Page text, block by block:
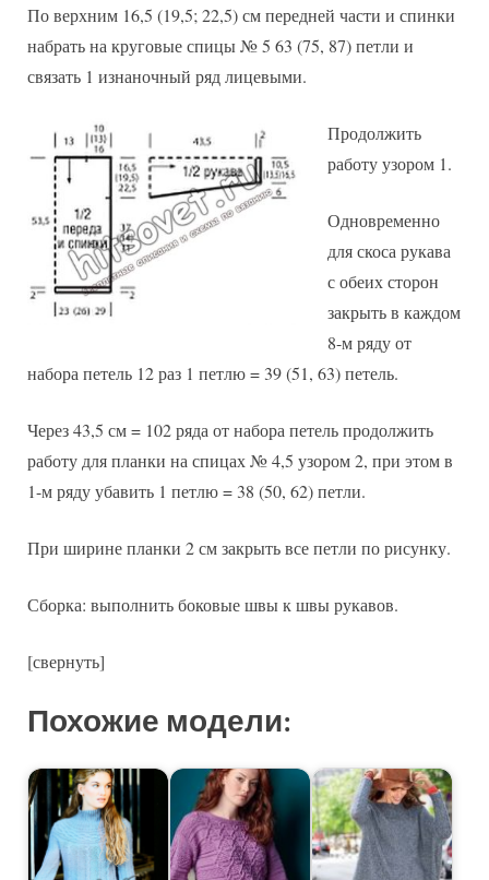
По верхним 16,5 (19,5; 22,5) см передней части и спинки
набрать на круговые спицы № 5 63 (75, 87) петли и
связать 1 изнаночный ряд лицевыми.
Продолжить
работу узором 1.
Одновременно
для скоса рукава
с обеих сторон
закрыть в каждом
8-м ряду от
набора петель 12 раз 1 петлю = 39 (51, 63) петель.
Через 43,5 см = 102 ряда от набора петель продолжить
работу для планки на спицах № 4,5 узором 2, при этом в
1-м ряду убавить 1 петлю = 38 (50, 62) петли.
При ширине планки 2 см закрыть все петли по рисунку.
Сборка: выполнить боковые швы к швы рукавов.
[свернуть]
Похожие модели: